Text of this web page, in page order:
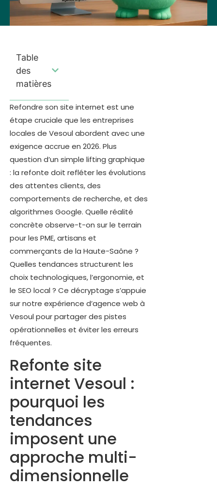
Refondre son site internet est une
étape cruciale que les entreprises
locales de Vesoul abordent avec une
exigence accrue en 2026. Plus
question d’un simple lifting graphique
: la refonte doit refléter les évolutions
des attentes clients, des
comportements de recherche, et des
algorithmes Google. Quelle réalité
concrète observe-t-on sur le terrain
pour les PME, artisans et
commerçants de la Haute-Saône ?
Quelles tendances structurent les
choix technologiques, l’ergonomie, et
le SEO local ? Ce décryptage s’appuie
sur notre expérience d’agence web à
Vesoul pour partager des pistes
opérationnelles et éviter les erreurs
fréquentes.
Refonte site
internet Vesoul :
pourquoi les
tendances
imposent une
approche multi-
dimensionnelle
Table
des
matières